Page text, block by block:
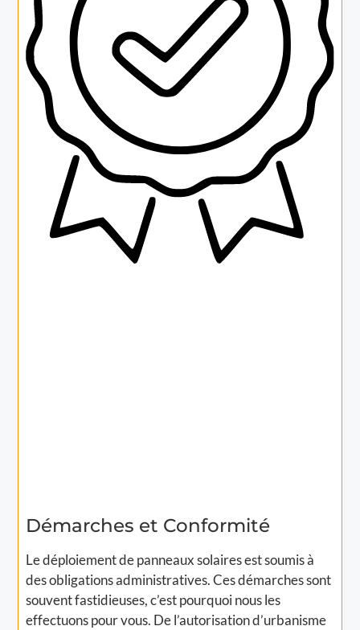
Démarches et Conformité
Le déploiement de panneaux solaires est soumis à
des obligations administratives. Ces démarches sont
souvent fastidieuses, c’est pourquoi nous les
effectuons pour vous. De l’autorisation d’urbanisme